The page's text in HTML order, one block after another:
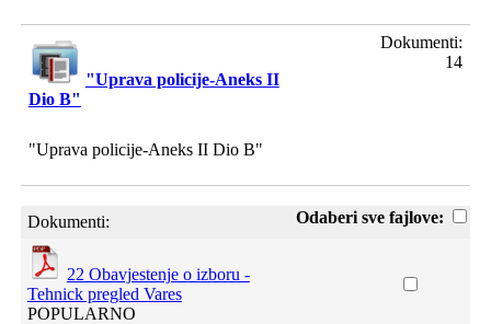
"Uprava policije-Aneks II
Dio B"
Dokumenti:
14
"Uprava policije-Aneks II Dio B"
Odaberi sve fajlove:
Dokumenti:
22 Obavjestenje o izboru -
Tehnick pregled Vares
POPULARNO